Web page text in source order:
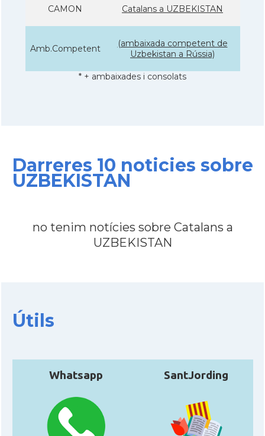
CAMON Catalans a UZBEKISTAN
Amb.Competent
(ambaixada competent de
Uzbekistan a Rússia)
* + ambaixades i consolats
Darreres 10 noticies sobre
UZBEKISTAN
no tenim notícies sobre Catalans a
UZBEKISTAN
Útils
Whatsapp SantJording